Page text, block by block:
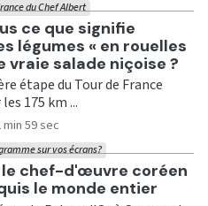
ce que signifie
légumes « en rouelles
vraie salade niçoise ?
du Chef Albert
étape du Tour de France
175 km ...
min 59 sec
le chef-d'œuvre coréen
le monde entier
sur vos écrans?